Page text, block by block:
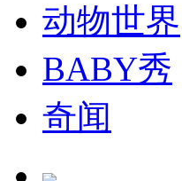
动物世界
BABY秀
奇闻